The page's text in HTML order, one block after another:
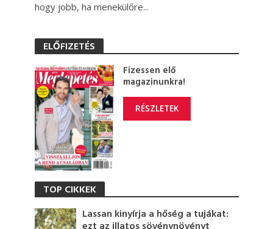
hogy jobb, ha menekülőre...
ELŐFIZETÉS
Fizessen elő
magazinunkra!
RÉSZLETEK
TOP CIKKEK
Lassan kinyírja a hőség a tujákat: